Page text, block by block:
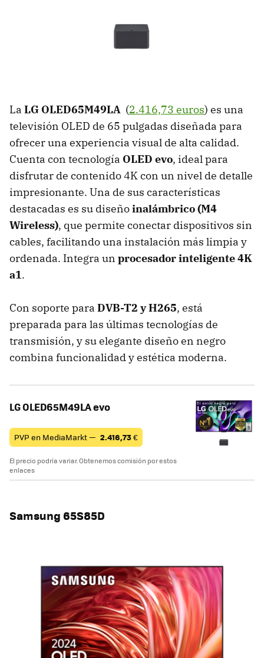
La LG OLED65M49LA (2.416,73 euros) es una
televisión OLED de 65 pulgadas diseñada para
ofrecer una experiencia visual de alta calidad.
Cuenta con tecnología OLED evo, ideal para
disfrutar de contenido 4K con un nivel de detalle
impresionante. Una de sus características
destacadas es su diseñoinalámbrico (M4
Wireless), que permite conectar dispositivos sin
cables, facilitando una instalación más limpia y
ordenada. Integra un procesador inteligente 4K
a1.
Con soporte para DVB-T2 y H265, está
preparada para las últimas tecnologías de
transmisión, y su elegante diseño en negro
combina funcionalidad y estética moderna.
LG OLED65M49LA evo
PVP en MediaMarkt — 2.416,73€
El precio podría variar. Obtenemos comisión por estos
enlaces
Samsung 65S85D